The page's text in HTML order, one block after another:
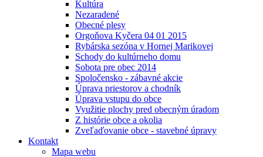
Kultúra
Nezaradené
Obecné plesy
Orgoňova Kyčera 04 01 2015
Rybárska sezóna v Hornej Marikovej
Schody do kultúrneho domu
Sobota pre obec 2014
Spoločensko - zábavné akcie
Úprava priestorov a chodník
Úprava vstupu do obce
Využitie plochy pred obecným úradom
Z histórie obce a okolia
Zveľaďovanie obce - stavebné úpravy
Kontakt
Mapa webu